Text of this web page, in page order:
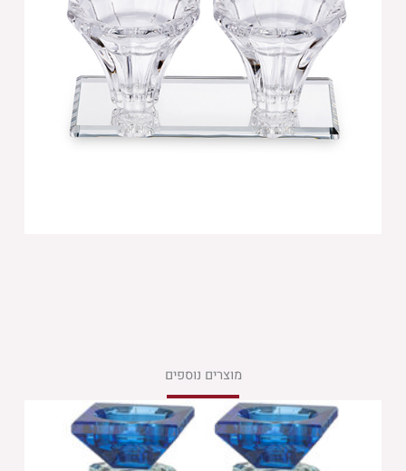
מוצרים נוספים